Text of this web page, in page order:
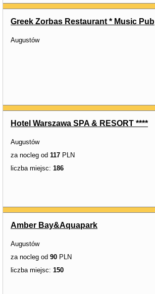
Greek Zorbas Restaurant * Music Pub
Augustów
Hotel Warszawa SPA & RESORT ****
Augustów
za nocleg od 117 PLN
liczba miejsc: 186
Amber Bay&Aquapark
Augustów
za nocleg od 90 PLN
liczba miejsc: 150